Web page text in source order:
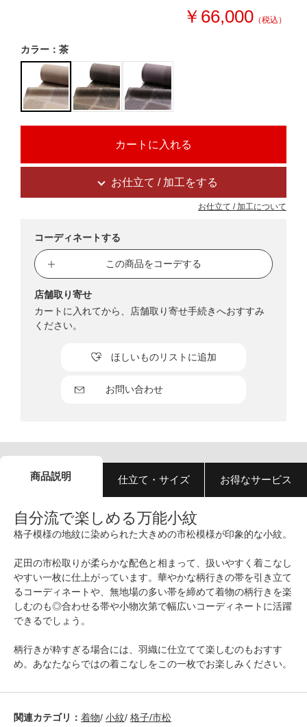
￥66,000 （税込）
カラー：茶
お仕立て / 加工をする
お仕立て / 加工について
コーディネートする
この商品をコーデする
お問い合わせ
ほしいものリストに追加
店舗取り寄せ
カートに入れてから、店舗取り寄せ手続きへおすすみ
ください。
商品説明 仕立て・サイズ お得なサービス
自分流で楽しめる万能小紋
格子模様の地紋に染められた大きめの市松模様が印象的な小紋。
疋田の市松取りが柔らかな配色と相まって、扱いやすく着こなし
やすい一枚に仕上がっています。華やかな柄行きの帯を引き立て
るコーディネートや、無地場の多い帯を締めて着物の柄行きを楽
しむのも◎合わせる帯や小物次第で幅広いコーディネートに活躍
できるでしょう。
柄行きが粋すぎる場合には、羽織に仕立てて楽しむのもおすす
め。あなたならではの着こなしをこの一枚でお楽しみください。
関連カテゴリ： 着物/ 小紋/ 格子/市松